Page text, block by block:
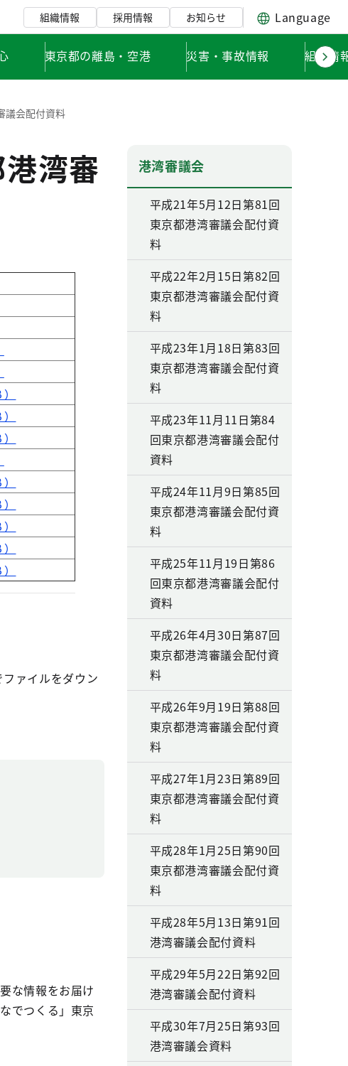
組織情報 採用情報 お知らせ Language
東京都の離島・空港 災害・事故情報 組織情
議会配付資料
湾審
ファイルをダウン
な情報をお届け
でつくる」東京
港湾審議会
平成21年5月12日第81回
東京都港湾審議会配付資
料
平成22年2月15日第82回
東京都港湾審議会配付資
料
平成23年1月18日第83回
東京都港湾審議会配付資
料
平成23年11月11日第84
回東京都港湾審議会配付
資料
平成24年11月9日第85回
東京都港湾審議会配付資
料
平成25年11月19日第86
回東京都港湾審議会配付
資料
平成26年4月30日第87回
東京都港湾審議会配付資
料
平成26年9月19日第88回
東京都港湾審議会配付資
料
平成27年1月23日第89回
東京都港湾審議会配付資
料
平成28年1月25日第90回
東京都港湾審議会配付資
料
平成28年5月13日第91回
港湾審議会配付資料
平成29年5月22日第92回
港湾審議会配付資料
平成30年7月25日第93回
港湾審議会資料